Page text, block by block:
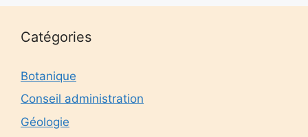
Catégories
Botanique
Conseil administration
Géologie